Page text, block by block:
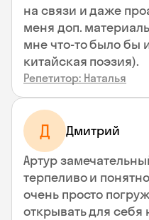
на связи и даже
меня доп.
мне что-то было бы
китайская поэзия).
Репетитор: Наталья
Д Дмитрий
Артур
терпеливо и
очень просто
открывать для